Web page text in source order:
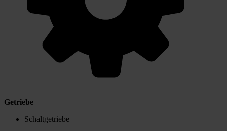
Getriebe
Schaltgetriebe